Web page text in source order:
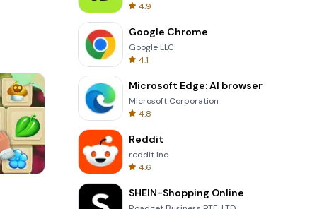
3D Free Kick
4.9
Google Chrome
Google LLC
4.1
Microsoft Edge: AI browser
Microsoft Corporation
4.8
Reddit
reddit Inc.
4.6
SHEIN-Shopping Online